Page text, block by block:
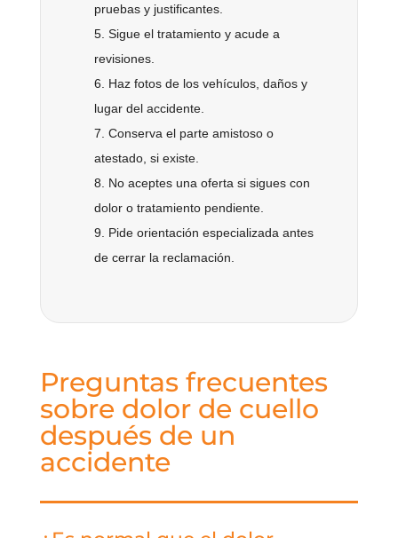
pruebas y justificantes.
Sigue el tratamiento y acude a
revisiones.
Haz fotos de los vehículos, daños y
lugar del accidente.
Conserva el parte amistoso o
atestado, si existe.
No aceptes una oferta si sigues con
dolor o tratamiento pendiente.
Pide orientación especializada antes
de cerrar la reclamación.
Preguntas frecuentes
sobre dolor de cuello
después de un
accidente